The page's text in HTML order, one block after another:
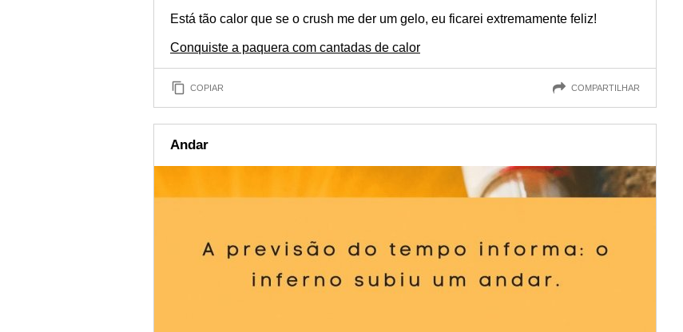
Está tão calor que se o crush me der um gelo, eu ficarei extremamente feliz!
Conquiste a paquera com cantadas de calor
COPIAR COMPARTILHAR
Andar